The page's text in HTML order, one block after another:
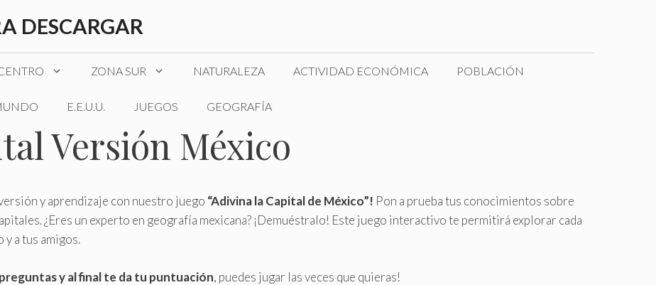
DESCARGAR
ZONA SUR NATURALEZA ACTIVIDAD ECONÓMICA POBLACIÓN
E.E.U.U. JUEGOS GEOGRAFÍA
Versión México
y aprendizaje con nuestro juego “Adivina la Capital de México”! Pon a prueba tus conocimientos sobre
¿Eres un experto en geografía mexicana? ¡Demuéstralo! Este juego interactivo te permitirá explorar cada
a tus amigos.
y al final te da tu puntuación, puedes jugar las veces que quieras!